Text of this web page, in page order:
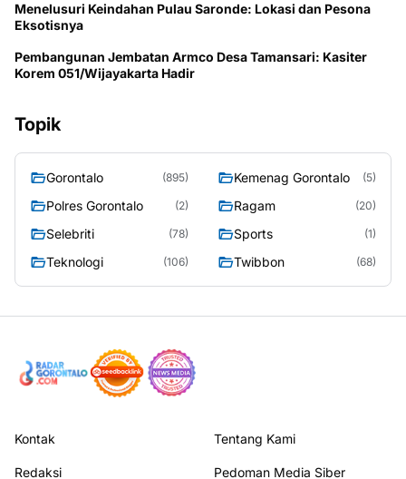
Menelusuri Keindahan Pulau Saronde: Lokasi dan Pesona
Eksotisnya
Pembangunan Jembatan Armco Desa Tamansari: Kasiter
Korem 051/Wijayakarta Hadir
Topik
Gorontalo (895) Kemenag Gorontalo (5)
Polres Gorontalo (2) Ragam (20)
Selebriti (78) Sports (1)
Teknologi (106) Twibbon (68)
Kontak Tentang Kami
Redaksi Pedoman Media Siber